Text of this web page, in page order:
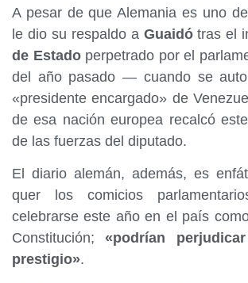
A pesar de que Alemania es uno
le dio su respaldo a Guaidótras el
de Estadoperpetrado por el
del año pasado — cuando se
«presidente encargado» de
de esa nación europea recalcó
de las fuerzas del diputado.
El diario alemán, además, es
quer los comicios
celebrarse este año en el país
Constitución; «podrían
prestigio».